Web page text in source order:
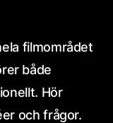
filmområdet
både
Hör
och frågor.